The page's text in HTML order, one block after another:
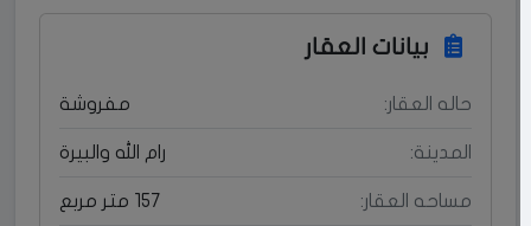
بيانات العقار
حاله العقار: مفروشة
المدينة: رام الله والبيرة
مساحه العقار: 157 متر مربع